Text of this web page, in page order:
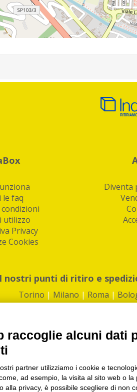
le faq
utilizzo
Privacy
Cookies
Diventa
I nostri punti di ritiro e
Torino | Milano | Roma |
N°Iscr.: 10821360012 | REA: RM 1494760 |
11.500 punti di ritiro tra Bar, Tabaccai,
raccoglie alcuni dati
partner utilizziamo i cookie e
ad esempio, la visita al sito web o la
alla privacy, è possibile scegliere di non